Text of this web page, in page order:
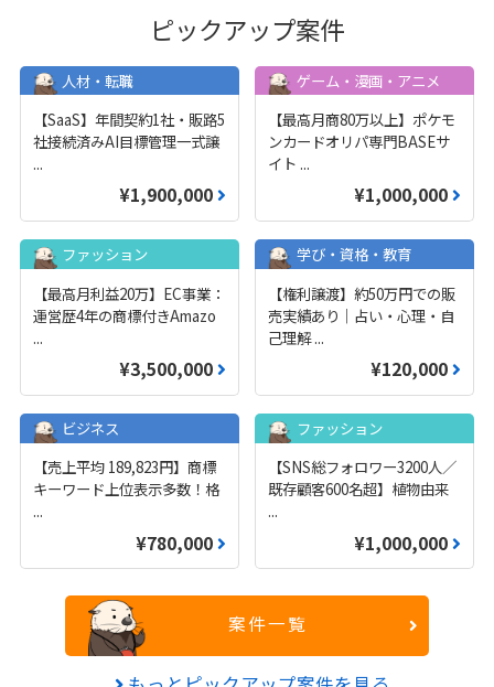
ピックアップ案件
人材・転職
【SaaS】年間契約1社・販路5
社接続済みAI目標管理一式譲
...
¥1,900,000
ゲーム・漫画・アニメ
【最高月商80万以上】ポケモ
ンカードオリパ専門BASEサ
イト ...
¥1,000,000
ファッション
【最高月利益20万】EC事業：
運営歴4年の商標付きAmazo
...
¥3,500,000
学び・資格・教育
【権利譲渡】約50万円での販
売実績あり｜占い・心理・自
己理解...
¥120,000
ビジネス
【売上平均 189,823円】商標
キーワード上位表示多数！格
...
¥780,000
ファッション
【SNS総フォロワー3200人／
既存顧客600名超】植物由来
...
¥1,000,000
案件一覧